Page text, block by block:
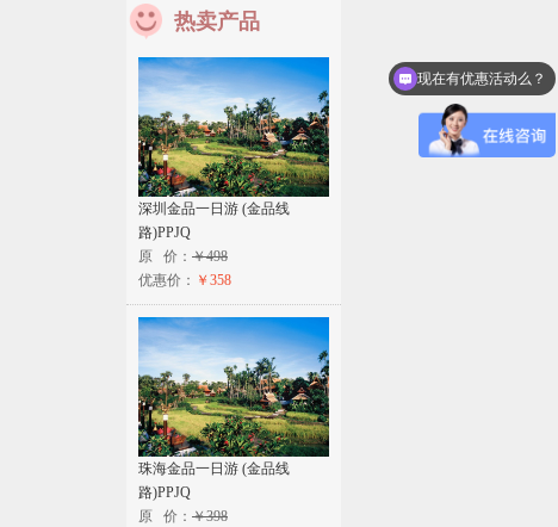
热卖产品
深圳金品一日游 (金品线
路)PPJQ
原 价： ￥498
优惠价： ￥358
珠海金品一日游 (金品线
路)PPJQ
原 价： ￥398
现在有优惠活动么？